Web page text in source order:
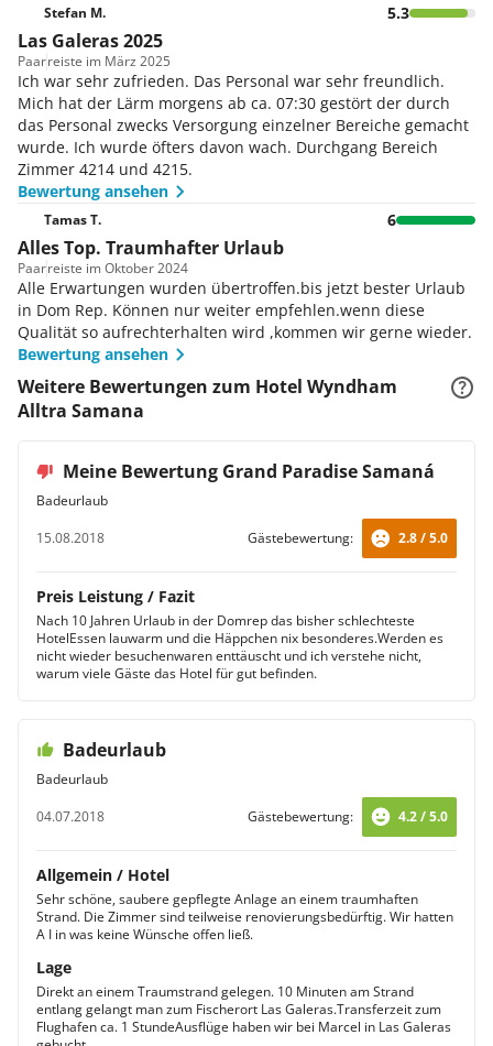
Stefan M. 5.3
Las Galeras 2025
Paarreiste im März 2025
Ich war sehr zufrieden. Das Personal war sehr freundlich.
Mich hat der Lärm morgens ab ca. 07:30 gestört der durch
das Personal zwecks Versorgung einzelner Bereiche gemacht
wurde. Ich wurde öfters davon wach. Durchgang Bereich
Zimmer 4214 und 4215.
Bewertung ansehen
Tamas T. 6
Alles Top. Traumhafter Urlaub
Paarreiste im Oktober 2024
Alle Erwartungen wurden übertroffen.bis jetzt bester Urlaub
in Dom Rep. Können nur weiter empfehlen.wenn diese
Qualität so aufrechterhalten wird ,kommen wir gerne wieder.
Bewertung ansehen
Weitere Bewertungen zum Hotel Wyndham
Alltra Samana
Meine Bewertung Grand Paradise Samaná
Badeurlaub
15.08.2018
Gästebewertung: 2.8 / 5.0
Preis Leistung / Fazit
Nach 10 Jahren Urlaub in der Domrep das bisher schlechteste
HotelEssen lauwarm und die Häppchen nix besonderes.Werden es
nicht wieder besuchenwaren enttäuscht und ich verstehe nicht,
warum viele Gäste das Hotel für gut befinden.
Badeurlaub
Badeurlaub
04.07.2018
Gästebewertung: 4.2 / 5.0
Allgemein / Hotel
Sehr schöne, saubere gepflegte Anlage an einem traumhaften
Strand. Die Zimmer sind teilweise renovierungsbedürftig. Wir hatten
A I in was keine Wünsche offen ließ.
Lage
Direkt an einem Traumstrand gelegen. 10 Minuten am Strand
entlang gelangt man zum Fischerort Las Galeras.Transferzeit zum
Flughafen ca. 1 StundeAusflüge haben wir bei Marcel in Las Galeras